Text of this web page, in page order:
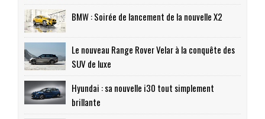
BMW : Soirée de lancement de la nouvelle X2
Le nouveau Range Rover Velar à la conquête des
SUV de luxe
Hyundai : sa nouvelle i30 tout simplement
brillante